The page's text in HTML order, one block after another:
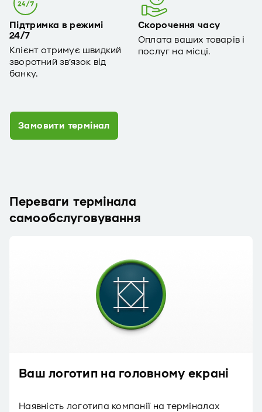
Підтримка в режимі
24/7
Клієнт отримує швидкий
зворотний зв’язок від
банку.
Скорочення часу
Оплата ваших товарів і
послуг на місці.
Замовити термінал
Переваги термінала
самообслуговування
Ваш логотип на головному екрані
Наявність логотипа компанії на терміналах